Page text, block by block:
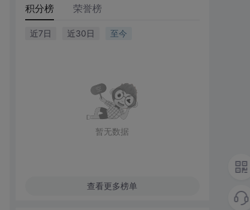
积分榜 荣誉榜
近7日 近30日 至今
暂无数据
查看更多榜单